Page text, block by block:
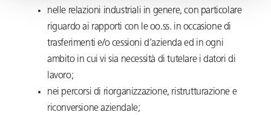
nelle relazioni industriali in genere, con particolare
riguardo ai rapporti con le oo.ss. in occasione di
trasferimenti e/o cessioni d’azienda ed in ogni
ambito in cui vi sia necessità di tutelare i datori di
lavoro;
nei percorsi di riorganizzazione, ristrutturazione e
riconversione aziendale;